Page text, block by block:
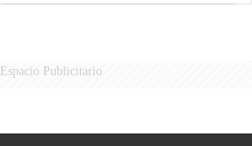
Espacio Publicitario